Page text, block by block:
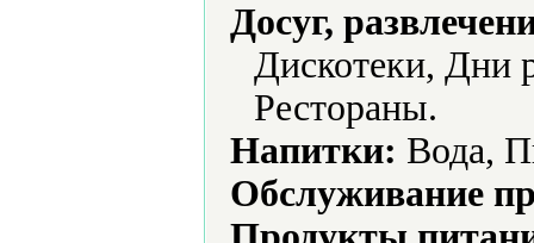
Досуг,
Дискотеки, Дни
Рестораны.
Напитки: Вода,
Обслуживание